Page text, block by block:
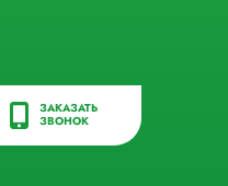
ЗАКАЗАТЬ
ЗВОНОК